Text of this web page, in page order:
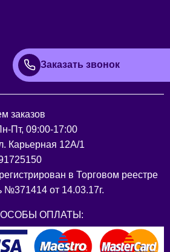
Заказать звонок
заказов
Пт, 09:00-17:00
Карьерная 12А/1
в Торговом реестре
№371414 от 14.03.17г.
ОПЛАТЫ: